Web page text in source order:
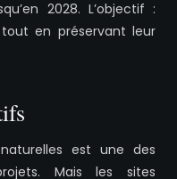
2028. L’objectif :
en préservant leur
est une des
Mais les sites